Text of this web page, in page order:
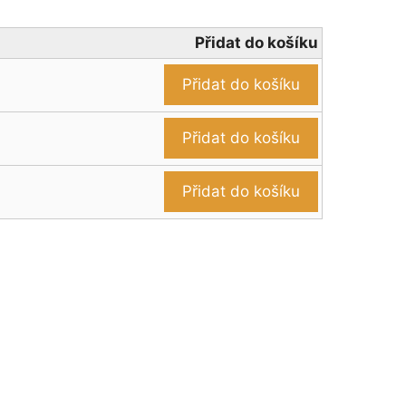
Přidat do košíku
Přidat do košíku
Přidat do košíku
Přidat do košíku